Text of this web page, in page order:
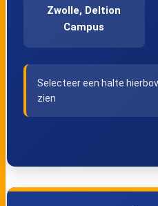
Zwolle, Deltion
Campus
Selecteer een halte
zien